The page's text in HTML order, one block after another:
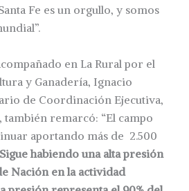
Fe es un orgullo, y somos
en La Rural por el
y Ganadería, Ignacio
de Coordinación Ejecutiva,
remarcó: “El campo
aportando más de 2.500
Sigue habiendo una alta presión
Nación en la actividad